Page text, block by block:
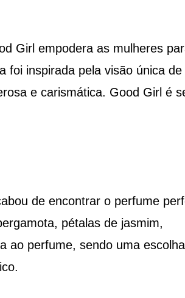
Girl empodera as mulheres
foi inspirada pela visão única de
e carismática. Good Girl é
de encontrar o perfume
pétalas de jasmim,
ao perfume, sendo uma escolha